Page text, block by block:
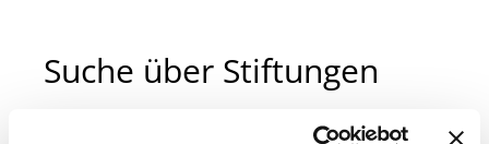
Suche über Stiftungen